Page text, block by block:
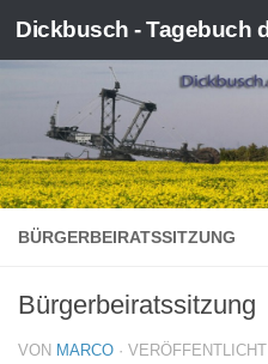
Zum Inhalt springen
BÜRGERBEIRATSSITZUNG
Bürgerbeiratssitzung
VON MARCO · VERÖFFENTLICHT